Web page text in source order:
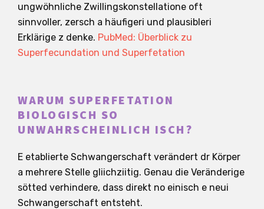
ungwöhnliche Zwillingskonstellatione oft
sinnvoller, zersch a häufigeri und plausibleri
Erklärige z denke. PubMed: Überblick zu
Superfecundation und Superfetation
WARUM SUPERFETATION
BIOLOGISCH SO
UNWAHRSCHEINLICH ISCH?
E etablierte Schwangerschaft verändert dr Körper
a mehrere Stelle gliichziitig. Genau die Veränderige
sötted verhindere, dass direkt no einisch e neui
Schwangerschaft entsteht.